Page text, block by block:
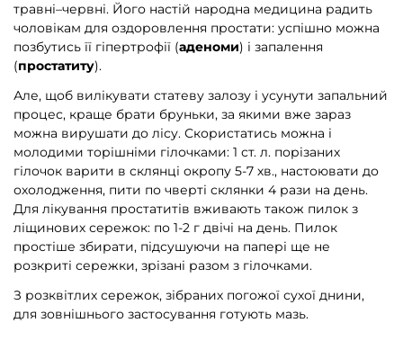
травні–червні. Його настій народна медицина радить
чоловікам для оздоровлення простати: успішно можна
позбутись її гіпертрофії (аденоми) і запалення
(простатиту).
Але, щоб вилікувати статеву залозу і усунути запальний
процес, краще брати бруньки, за якими вже зараз
можна вирушати до лісу. Скористатись можна і
молодими торішніми гілочками: 1 ст. л. порізаних
гілочок варити в склянці окропу 5-7 хв., настоювати до
охолодження, пити по чверті склянки 4 рази на день.
Для лікування простатитів вживають також пилок з
ліщинових сережок: по 1-2 г двічі на день. Пилок
простіше збирати, підсушуючи на папері ще не
розкриті сережки, зрізані разом з гілочками.
З розквітлих сережок, зібраних погожої сухої днини,
для зовнішнього застосування готують мазь.